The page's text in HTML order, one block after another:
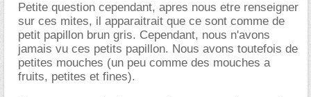
Petite question cependant, apres nous etre renseigner
sur ces mites, il apparaitrait que ce sont comme de
petit papillon brun gris. Cependant, nous n'avons
jamais vu ces petits papillon. Nous avons toutefois de
petites mouches (un peu comme des mouches a
fruits, petites et fines).